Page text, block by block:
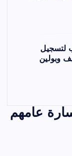
لتسجيل
وبولين
عامهم